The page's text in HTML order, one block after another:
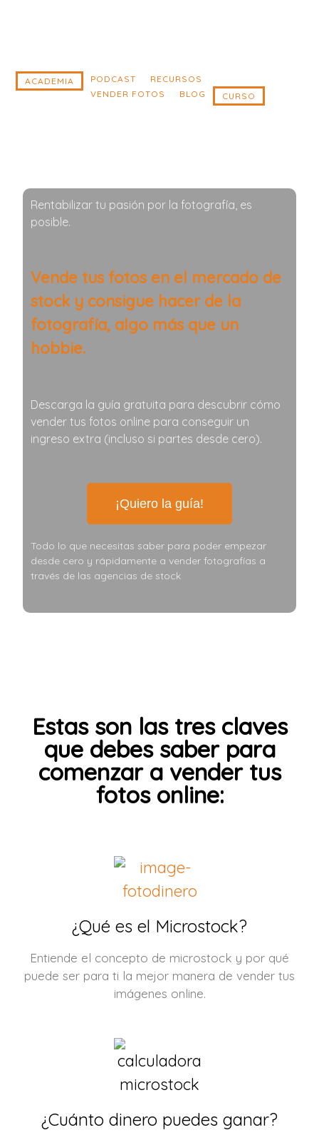
principal
ACADEMIA PODCAST
RECURSOS
VENDER FOTOS
BLOG CURSO
Rentabilizar tu pasión por la fotografía, es
posible.
Vende tus fotos en el mercado de
stock y consigue hacer de la
fotografía, algo más que un
hobbie.
Descarga la guía gratuita para descubrir cómo
vender tus fotos online para conseguir un
ingreso extra (incluso si partes desde cero).
¡Quiero la guía!
Todo lo que necesitas saber para poder empezar
desde cero y rápidamente a vender fotografías a
través de las agencias de stock
Estas son las tres claves
que debes saber para
comenzar a vender tus
fotos online:
¿Qué es el Microstock?
Entiende el concepto de microstock y por qué
puede ser para ti la mejor manera de vender tus
imágenes online.
¿Cuánto dinero puedes ganar?